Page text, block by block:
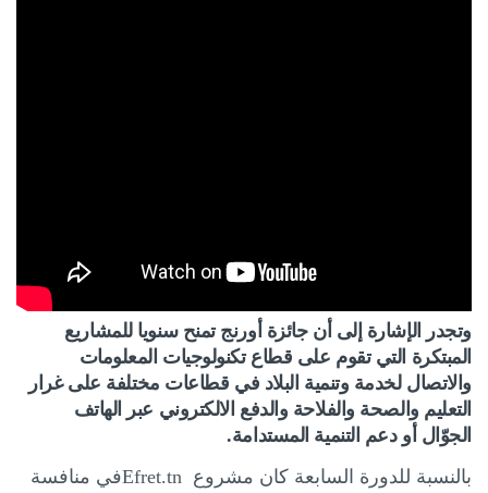
وتجدر الإشارة إلى أن جائزة أورنج تمنح سنويا للمشاريع
المبتكرة التي تقوم على قطاع تكنولوجيات المعلومات
والاتصال لخدمة وتنمية البلاد في قطاعات مختلفة على غرار
التعليم والصحة والفلاحة والدفع الالكتروني عبر الهاتف
الجوّال أو دعم التنمية المستدامة.
بالنسبة للدورة السابعة كان مشروع Efret.tnفي منافسة